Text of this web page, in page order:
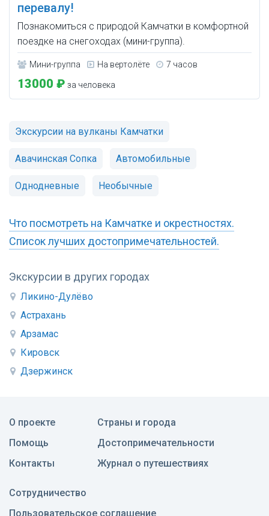
Экскурсии в других городах
Ликино-Дулёво
Астрахань
Арзамас
Кировск
Дзержинск
перевалу!
Познакомиться с природой Камчатки в комфортной
поездке на снегоходах (мини-группа).
Мини-группа На вертолёте 7 часов
13000 ₽ за человека
Экскурсии на вулканы Камчатки
Авачинская Сопка Автомобильные
Однодневные Необычные
Что посмотреть на Камчатке и окрестностях.
Список лучших достопримечательностей.
О проекте
Помощь
Контакты
Страны и города
Достопримечательности
Журнал о путешествиях
Сотрудничество
Пользовательское соглашение